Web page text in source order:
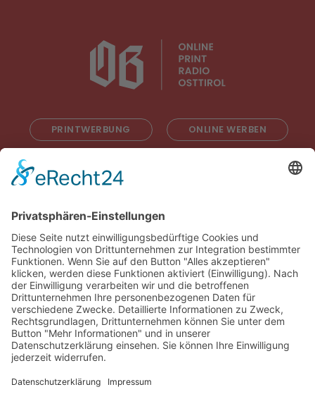
PRINTWERBUNG ONLINE WERBEN
Impressum